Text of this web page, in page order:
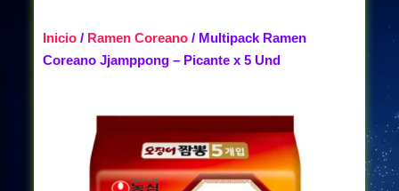
Inicio / Ramen Coreano / Multipack Ramen
Coreano Jjamppong – Picante x 5 Und